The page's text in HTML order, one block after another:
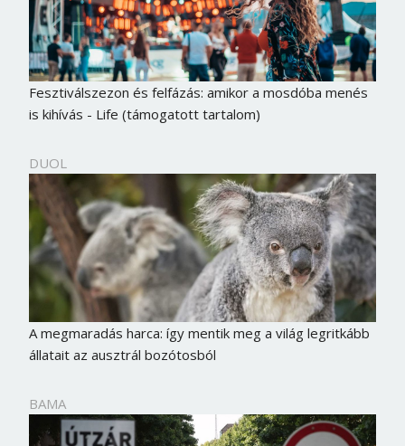
Fesztiválszezon és felfázás: amikor a mosdóba menés
is kihívás - Life (támogatott tartalom)
DUOL
A megmaradás harca: így mentik meg a világ legritkább
állatait az ausztrál bozótosból
BAMA